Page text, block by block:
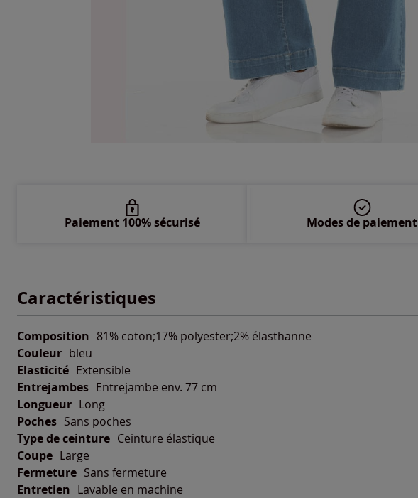
Caractéristiques
Composition 81% coton;17% polyester;2% élasthanne
Couleur bleu
Elasticité Extensible
Entrejambes Entrejambe env. 77 cm
Longueur Long
Poches Sans poches
Type de ceinture Ceinture élastique
Coupe Large
Fermeture Sans fermeture
Entretien Lavable en machine
Paiement 100% sécurisé Modes de paiement